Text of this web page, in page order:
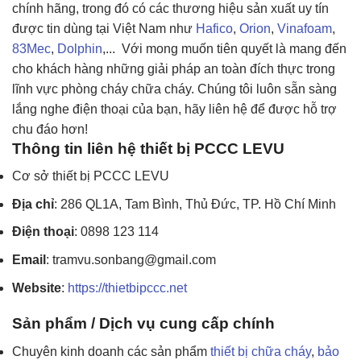
chính hãng, trong đó có các thương hiệu sản xuất uy tín
được tin dùng tại Việt Nam như Hafico, Orion, Vinafoam,
83Mec, Dolphin,... Với mong muốn tiên quyết là mang đến
cho khách hàng những giải pháp an toàn đích thực trong
lĩnh vực phòng cháy chữa cháy. Chúng tôi luôn sẵn sàng
lắng nghe điện thoại của bạn, hãy liên hệ để được hỗ trợ
chu đáo hơn!
Thông tin liên hệ thiết bị PCCC LEVU
Cơ sở thiết bị PCCC LEVU
Địa chỉ: 286 QL1A, Tam Bình, Thủ Đức, TP. Hồ Chí Minh
Điện thoại: 0898 123 114
Email : tramvu.sonbang@gmail.com
Website: https://thietbipccc.net
Sản phẩm / Dịch vụ cung cấp chính
Chuyên kinh doanh các sản phẩm thiết bị chữa cháy, bảo